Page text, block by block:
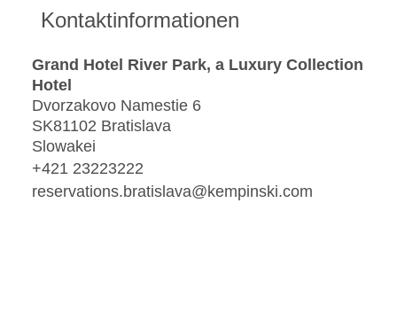
Kontaktinformationen
Grand Hotel River Park, a Luxury Collection
Hotel
Dvorzakovo Namestie 6
SK81102 Bratislava
Slowakei
+421 23223222
reservations.bratislava@kempinski.com